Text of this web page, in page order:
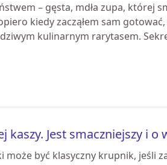
– gęsta, mdła zupa, której
kiedy zacząłem sam
kulinarnym rarytasem.
Jest smaczniejszy i o
może być klasyczny krupnik, jeśli